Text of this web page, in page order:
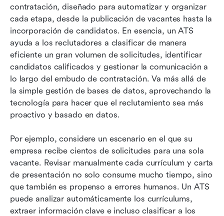
contratación, diseñado para automatizar y organizar
cada etapa, desde la publicación de vacantes hasta la
incorporación de candidatos. En esencia, un ATS
ayuda a los reclutadores a clasificar de manera
eficiente un gran volumen de solicitudes, identificar
candidatos calificados y gestionar la comunicación a
lo largo del embudo de contratación. Va más allá de
la simple gestión de bases de datos, aprovechando la
tecnología para hacer que el reclutamiento sea más
proactivo y basado en datos.
Por ejemplo, considere un escenario en el que su
empresa recibe cientos de solicitudes para una sola
vacante. Revisar manualmente cada currículum y carta
de presentación no solo consume mucho tiempo, sino
que también es propenso a errores humanos. Un ATS
puede analizar automáticamente los currículums,
extraer información clave e incluso clasificar a los